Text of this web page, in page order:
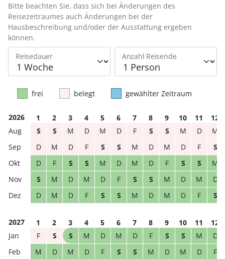
Reisedauer Anzahl Reisende
Bitte beachten Sie, dass sich bei Änderungen des
Reisezeitraumes auch Änderungen bei der
Hausbeschreibung und/oder der Ausstattung ergeben
können.
frei belegt gewählter Zeitraum
2026 1 2 3 4 5 6 7 8 9 10 11
12
S
S M D M D F S S M D
M
D
M D F S S M D M D F
S
D
F S S M D M D F S S
M
S
M D M D F S S M D M
D
D
M D F S S M D M D F S
2027 1 2 3 4 5 6 7 8 9 10 11
12
F
S S M D M D F S S M
D
M
D M D F S S M D M D F